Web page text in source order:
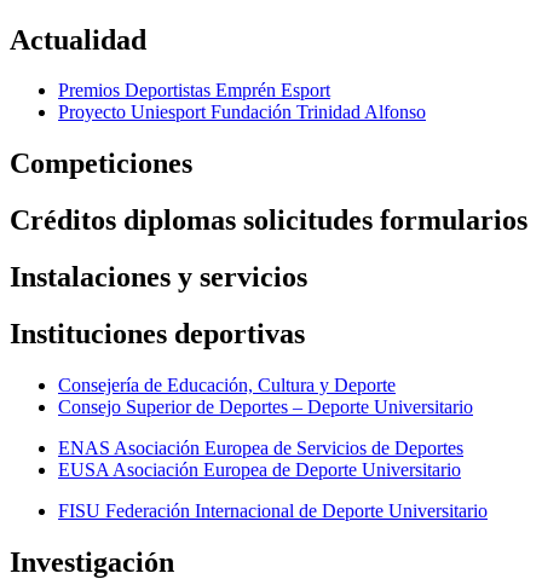
Actualidad
Premios Deportistas Emprén Esport
Proyecto Uniesport Fundación Trinidad Alfonso
Competiciones
Créditos diplomas solicitudes formularios
Instalaciones y servicios
Instituciones deportivas
Consejería de Educación, Cultura y Deporte
Consejo Superior de Deportes – Deporte Universitario
ENAS Asociación Europea de Servicios de Deportes
EUSA Asociación Europea de Deporte Universitario
FISU Federación Internacional de Deporte Universitario
Investigación